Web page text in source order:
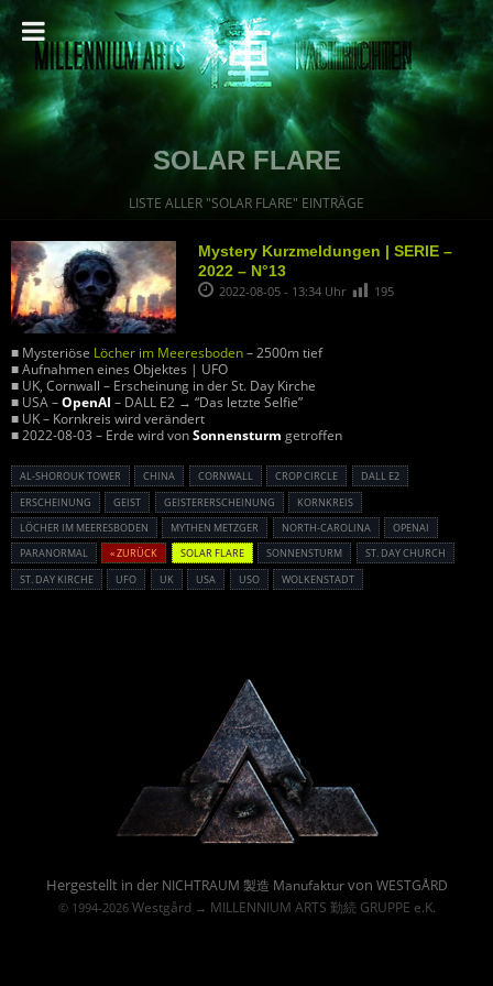
SOLAR FLARE
LISTE ALLER "SOLAR FLARE" EINTRÄGE
Mystery Kurzmeldungen | SERIE –
2022 – N°13
2022-08-05 - 13:34 Uhr 195
■ Mysteriöse Löcher im Meeresboden– 2500m tief
■ Aufnahmen eines Objektes | UFO
■ UK, Cornwall – Erscheinung in der St. Day Kirche
■ USA –OpenAI – DALL E2 → “Das letzte Selfie”
■ UK – Kornkreis wird verändert
■ 2022-08-03 – Erde wird vonSonnensturm getroffen
AL-SHOROUK TOWER CHINA CORNWALL CROP CIRCLE
DALL E2
ERSCHEINUNG
GEIST GEISTERERSCHEINUNG
KORNKREIS
LÖCHER IM MEERESBODEN
MYTHEN METZGER NORTH-CAROLINA
OPENAI
PARANORMAL
« ZURÜCK SOLAR FLARE SONNENSTURM
ST. DAY CHURCH
ST. DAY KIRCHE
UFO UK USA USO WOLKENSTADT
Hergestellt in der NICHTRAUM 製造 Manufakturvon WESTGÅRD
© 1994-2026 Westgård→ MILLENNIUM ARTS 勤続 GRUPPE e.K.
Powered By :